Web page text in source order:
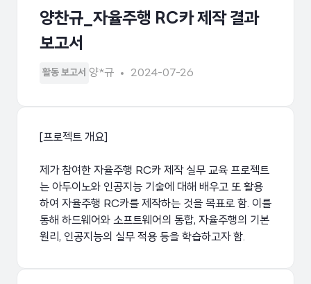
양찬규_자율주행 RC카 제작 결과
보고서
활동 보고서 양*규 2024-07-26
[프로젝트 개요]
제가 참여한 자율주행 RC카 제작 실무 교육 프로젝트
는 아두이노와 인공지능 기술에 대해 배우고 또 활용
하여 자율주행 RC카를 제작하는 것을 목표로 함. 이를
통해 하드웨어와 소프트웨어의 통합, 자율주행의 기본